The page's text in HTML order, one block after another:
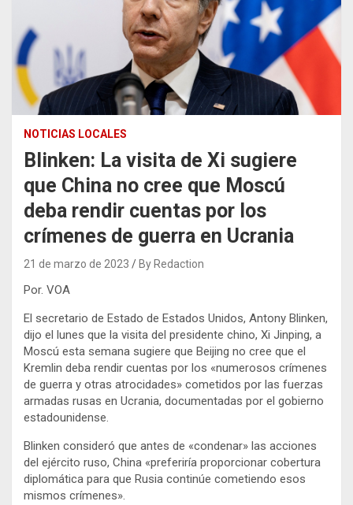
NOTICIAS LOCALES
Blinken: La visita de Xi sugiere
que China no cree que Moscú
deba rendir cuentas por los
crímenes de guerra en Ucrania
21 de marzo de 2023 By Redaction
Por. VOA
El secretario de Estado de Estados Unidos, Antony Blinken,
dijo el lunes que la visita del presidente chino, Xi Jinping, a
Moscú esta semana sugiere que Beijing no cree que el
Kremlin deba rendir cuentas por los «numerosos crímenes
de guerra y otras atrocidades» cometidos por las fuerzas
armadas rusas en Ucrania, documentadas por el gobierno
estadounidense.
Blinken consideró que antes de «condenar» las acciones
del ejército ruso, China «preferiría proporcionar cobertura
diplomática para que Rusia continúe cometiendo esos
mismos crímenes».